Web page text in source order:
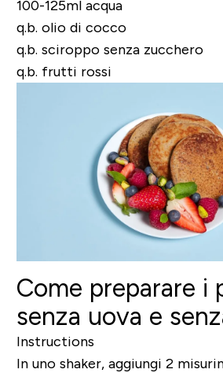
100-125ml acqua
q.b. olio di cocco
q.b. sciroppo senza zucchero
q.b. frutti rossi
Come preparare i
senza uova e
Instructions
In uno shaker, aggiungi 2